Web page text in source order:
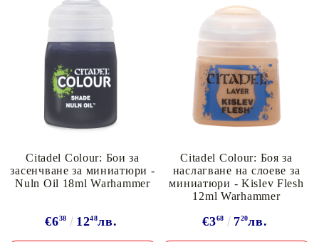
Citadel Colour: Бои за
засенчване за миниатюри -
Nuln Oil 18ml Warhammer
€638 1248лв.
Citadel Colour: Боя за
наслагване на слоеве за
миниатюри - Kislev Flesh
12ml Warhammer
€368 720лв.